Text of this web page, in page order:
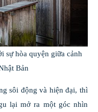
sự hòa quyện giữa cảnh
Bản
sôi động và hiện đại, thì
lại mở ra một góc nhìn